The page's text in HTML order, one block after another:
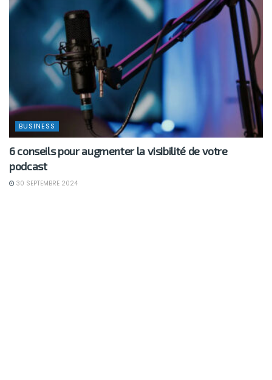
BUSINESS
6 conseils pour augmenter la visibilité de votre
podcast
30 SEPTEMBRE 2024